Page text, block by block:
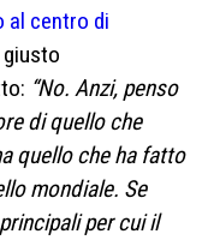
al centro di
giusto
“No. Anzi, penso
di quello che
quello che ha fatto
mondiale. Se
per cui il